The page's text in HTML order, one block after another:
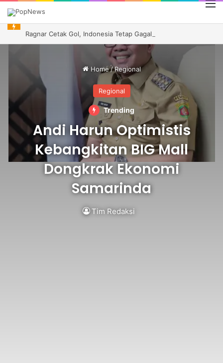
Home/Regional
Regional
Trending
Andi Harun Optimistis
Kebangkitan BIG Mall
Dongkrak Ekonomi
Samarinda
Tim Redaksi